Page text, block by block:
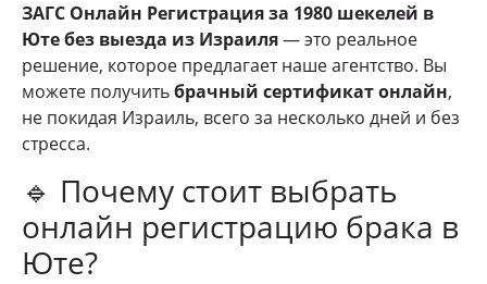
ЗАГС Онлайн Регистрация за 1980 шекелей в
Юте без выезда из Израиля— это реальное
решение, которое предлагает наше агентство. Вы
можете получитьбрачный сертификат онлайн,
не покидая Израиль, всего за несколько дней и без
стресса.
🔹 Почему стоит выбрать
онлайн регистрацию брака в
Юте?